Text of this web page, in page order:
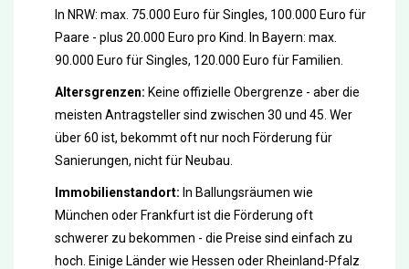
In NRW: max. 75.000 Euro für Singles, 100.000 Euro für
Paare - plus 20.000 Euro pro Kind. In Bayern: max.
90.000 Euro für Singles, 120.000 Euro für Familien.
Altersgrenzen: Keine offizielle Obergrenze - aber die
meisten Antragsteller sind zwischen 30 und 45. Wer
über 60 ist, bekommt oft nur noch Förderung für
Sanierungen, nicht für Neubau.
Immobilienstandort: In Ballungsräumen wie
München oder Frankfurt ist die Förderung oft
schwerer zu bekommen - die Preise sind einfach zu
hoch. Einige Länder wie Hessen oder Rheinland-Pfalz